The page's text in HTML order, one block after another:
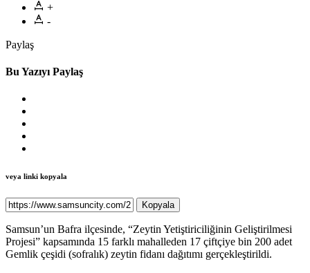
+
-
Paylaş
Bu Yazıyı Paylaş
veya linki kopyala
Kopyala
Samsun’un Bafra ilçesinde, “Zeytin Yetiştiriciliğinin Geliştirilmesi
Projesi” kapsamında 15 farklı mahalleden 17 çiftçiye bin 200 adet
Gemlik çeşidi (sofralık) zeytin fidanı dağıtımı gerçekleştirildi.